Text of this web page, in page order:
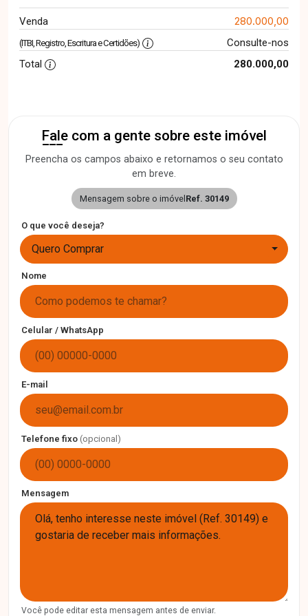
Venda 280.000,00
(ITBI, Registro, Escritura e Certidões)
Consulte-nos
Total
280.000,00
Fale com a gente sobre este imóvel
Preencha os campos abaixo e retornamos o seu contato
em breve.
Mensagem sobre o imóvel Ref. 30149
O que você deseja?
Quero Comprar
Nome
Celular / WhatsApp
E-mail
Telefone fixo (opcional)
Mensagem
Você pode editar esta mensagem antes de enviar.